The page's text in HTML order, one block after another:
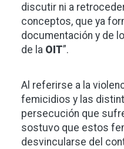
discutir ni a
conceptos, que ya
documentación y de
de la OIT”.
Al referirse a la
femicidios y las
persecución que
sostuvo que estos
desvincularse del